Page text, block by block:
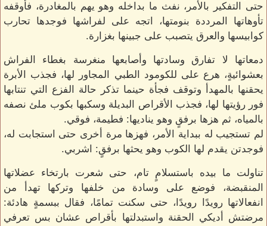
حتى التفكير بالأمر، نفث ما بداخله وهو يهم بالمغادرة، فأوقفه
تأوهاتها المرددة بنومتها، اتجه على لفراشها فوجدها تحارب
كوابيسها والعرق يتصبب على جبينها بغزارة.
دمعاتها لا تفارق وسادتها وأصابعها منغرسة بغطاء الفراش
بعشوائيةٍ، هرع على للكومود الطبي المجاور لها، فجذب الأبرة
يحقنها بالمهدأ وتوقف فجأة حينما تذكر حالة الفزع التي تنتابها
فور رؤيتها لها، فجذب الأقراص البديلة وسكبها بكوب ملئ نصفه
بالمياه، ثم هزها برفقٍ وهو يناديها: فطيمة، فوقي.
لم تستجيب له ببداية الأمر، فهزها مرة أخرى حتى استجابت له،
فوجدتن يقدم لها الكوب وهو يحثها برفقٍ: اشربي.
تناولت ما بيده باستسلامٍ تام، حتى شعرت بارتخاء عضلاتها
المنقبضة، فوضع على وسادة من خلفها وتركها تهدأ من
انفعالاتها رويدًا رويدًا، حتى سكنت تمامًا، فقال ببسمةٍ هادئة:
مرضتش أديكي الحقنة واستبدلتها بأقراص عشان بس تعرفي